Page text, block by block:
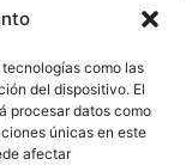
como las
del dispositivo. El
procesar datos como
únicas en este
afectar